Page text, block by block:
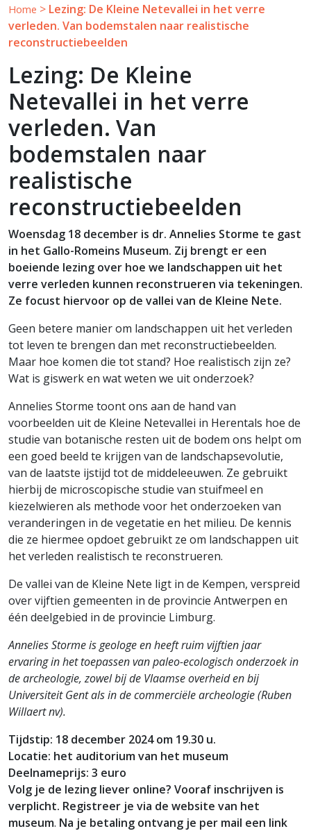
Home > Lezing: De Kleine Netevallei in het verre
verleden. Van bodemstalen naar realistische
reconstructiebeelden
Lezing: De Kleine
Netevallei in het verre
verleden. Van
bodemstalen naar
realistische
reconstructiebeelden
Woensdag 18 december is dr. Annelies Storme te gast
in het Gallo-Romeins Museum. Zij brengt er een
boeiende lezing over hoe we landschappen uit het
verre verleden kunnen reconstrueren via tekeningen.
Ze focust hiervoor op de vallei van de Kleine Nete.
Geen betere manier om landschappen uit het verleden
tot leven te brengen dan met reconstructiebeelden.
Maar hoe komen die tot stand? Hoe realistisch zijn ze?
Wat is giswerk en wat weten we uit onderzoek?
Annelies Storme toont ons aan de hand van
voorbeelden uit de Kleine Netevallei in Herentals hoe de
studie van botanische resten uit de bodem ons helpt om
een goed beeld te krijgen van de landschapsevolutie,
van de laatste ijstijd tot de middeleeuwen. Ze gebruikt
hierbij de microscopische studie van stuifmeel en
kiezelwieren als methode voor het onderzoeken van
veranderingen in de vegetatie en het milieu. De kennis
die ze hiermee opdoet gebruikt ze om landschappen uit
het verleden realistisch te reconstrueren.
De vallei van de Kleine Nete ligt in de Kempen, verspreid
over vijftien gemeenten in de provincie Antwerpen en
één deelgebied in de provincie Limburg.
Annelies Storme is geologe en heeft ruim vijftien jaar
ervaring in het toepassen van paleo-ecologisch onderzoek in
de archeologie, zowel bij de Vlaamse overheid en bij
Universiteit Gent als in de commerciële archeologie (Ruben
Willaert nv).
Tijdstip: 18 december 2024 om 19.30 u.
Locatie: het auditorium van het museum
Deelnameprijs: 3 euro
Volg je de lezing liever online? Vooraf inschrijven is
verplicht. Registreer je via de website van het
museum. Na je betaling ontvang je per mail een link